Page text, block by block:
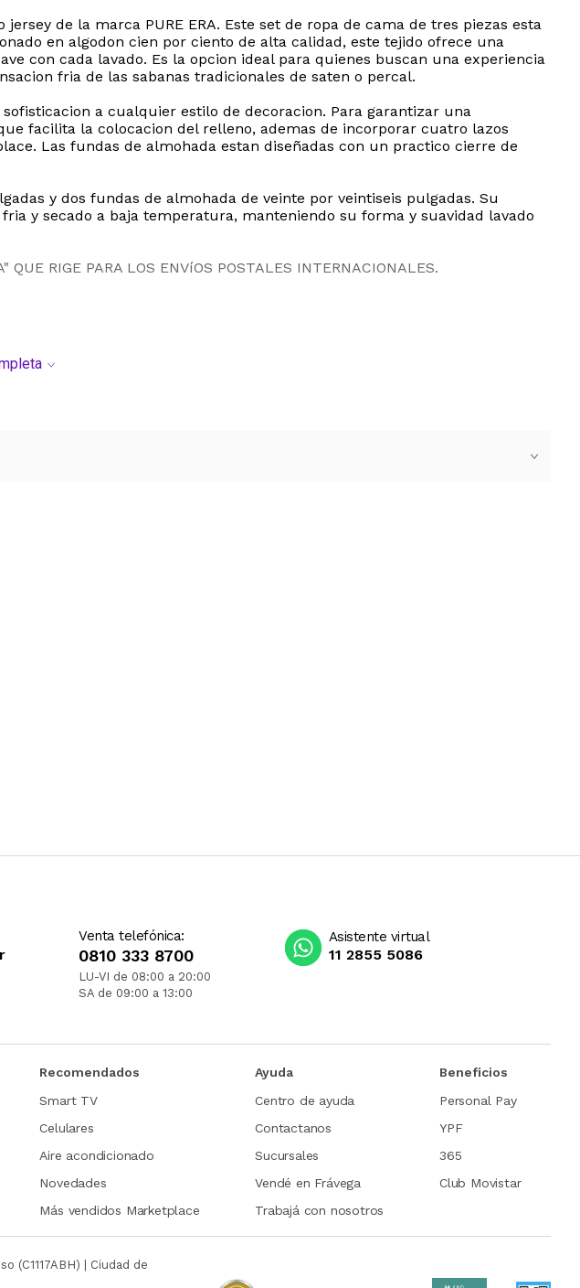
de la marca PURE ERA. Este set de ropa de cama de tres piezas esta
en algodon cien por ciento de alta calidad, este tejido ofrece una
con cada lavado. Es la opcion ideal para quienes buscan una experiencia
fria de las sabanas tradicionales de saten o percal.
a cualquier estilo de decoracion. Para garantizar una
facilita la colocacion del relleno, ademas de incorporar cuatro lazos
Las fundas de almohada estan diseñadas con un practico cierre de
y dos fundas de almohada de veinte por veintiseis pulgadas. Su
y secado a baja temperatura, manteniendo su forma y suavidad lavado
QUE RIGE PARA LOS ENVíOS POSTALES INTERNACIONALES.
Venta telefónica:
0810 333 8700
LU-VI de 08:00 a 20:00
SA de 09:00 a 13:00
Asistente virtual
11 2855 5086
Recomendados
Smart TV
Celulares
Aire acondicionado
Novedades
Más vendidos Marketplace
Ayuda
Centro de ayuda
Contactanos
Sucursales
Vendé en Frávega
Trabajá con nosotros
Beneficios
Personal Pay
YPF
365
Club Movistar
(C1117ABH) | Ciudad de